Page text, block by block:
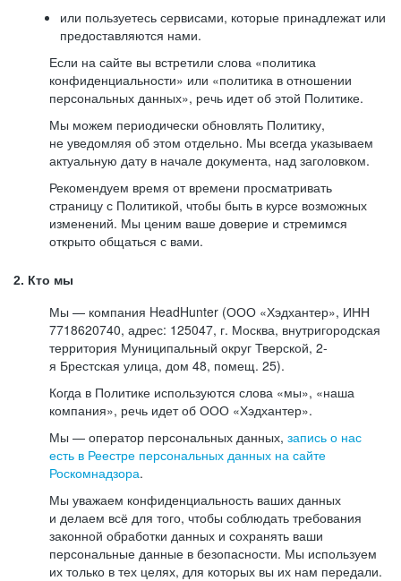
или пользуетесь сервисами, которые принадлежат или
предоставляются нами.
Если на сайте вы встретили слова «политика
конфиденциальности» или «политика в отношении
персональных данных», речь идет об этой Политике.
Мы можем периодически обновлять Политику,
не уведомляя об этом отдельно. Мы всегда указываем
актуальную дату в начале документа, над заголовком.
Рекомендуем время от времени просматривать
страницу с Политикой, чтобы быть в курсе возможных
изменений. Мы ценим ваше доверие и стремимся
открыто общаться с вами.
2. Кто мы
Мы — компания HeadHunter (ООО «Хэдхантер», ИНН
7718620740, адрес: 125047, г. Москва, внутригородская
территория Муниципальный округ Тверской, 2-
я Брестская улица, дом 48, помещ. 25).
Когда в Политике используются слова «мы», «наша
компания», речь идет об ООО «Хэдхантер».
Мы — оператор персональных данных, запись о нас
есть в Реестре персональных данных на сайте
Роскомнадзора.
Мы уважаем конфиденциальность ваших данных
и делаем всё для того, чтобы соблюдать требования
законной обработки данных и сохранять ваши
персональные данные в безопасности. Мы используем
их только в тех целях, для которых вы их нам передали.